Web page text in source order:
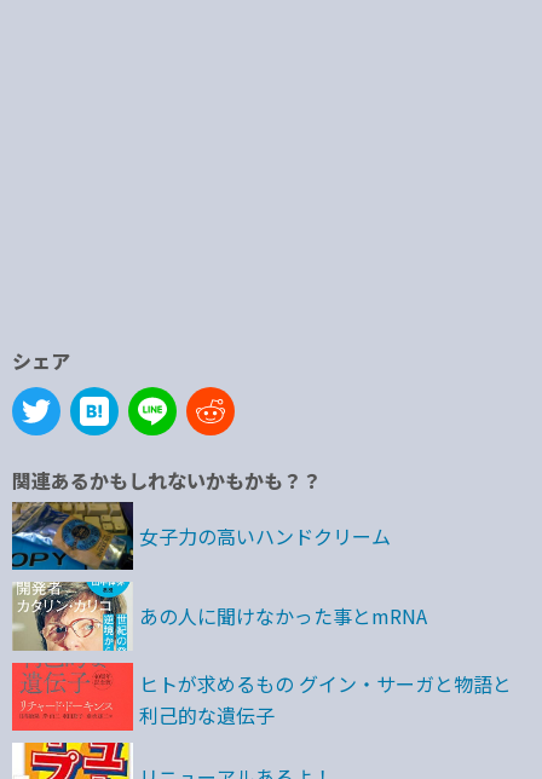
シェア
関連あるかもしれないかもかも？？
女子力の高いハンドクリーム
あの人に聞けなかった事とmRNA
ヒトが求めるもの グイン・サーガと物語と
利己的な遺伝子